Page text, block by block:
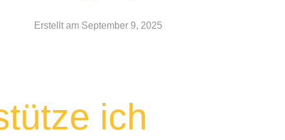
Erstellt am September 9, 2025
ich